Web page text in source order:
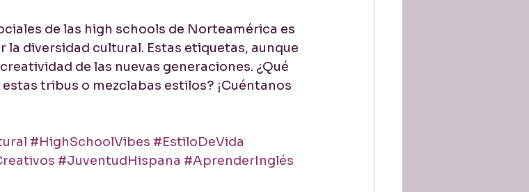
de las high schools de Norteamérica es
la diversidad cultural. Estas etiquetas, aunque
de las nuevas generaciones. ¿Qué
tribus o mezclabas estilos? ¡Cuéntanos
#HighSchoolVibes #EstiloDeVida
#JuventudHispana #AprenderInglés